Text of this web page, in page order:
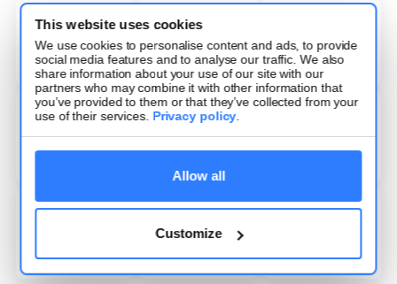
This website uses cookies
We use cookies to personalise content and ads, to provide
social media features and to analyse our traffic. We also
share information about your use of our site with our
partners who may combine it with other information that
you’ve provided to them or that they’ve collected from your
use of their services. Privacy policy.
Allow all
Customize